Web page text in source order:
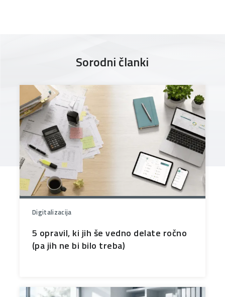
Sorodni članki
Digitalizacija
5 opravil, ki jih še vedno delate ročno
(pa jih ne bi bilo treba)